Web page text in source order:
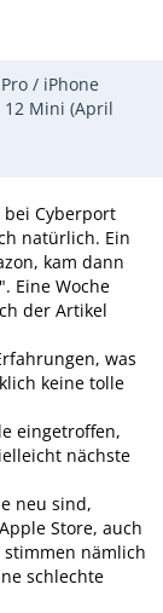
/ iPhone
12 Mini (April
bei Cyberport
natürlich. Ein
kam dann
Eine Woche
der Artikel
was
keine tolle
eingetroffen,
nächste
neu sind,
Store, auch
stimmen nämlich
schlechte